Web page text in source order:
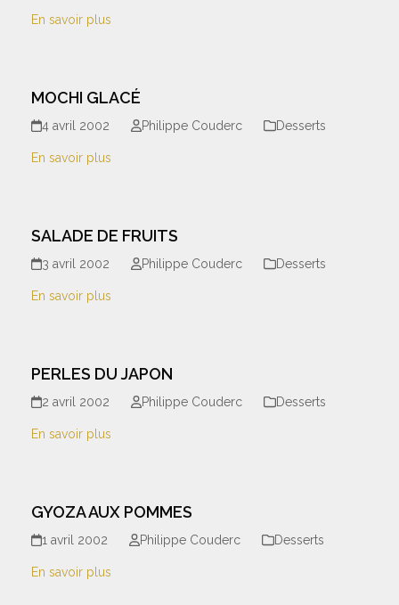
En savoir plus
MOCHI GLACÉ
4 avril 2002 Philippe Couderc Desserts
En savoir plus
SALADE DE FRUITS
3 avril 2002 Philippe Couderc Desserts
En savoir plus
PERLES DU JAPON
2 avril 2002 Philippe Couderc Desserts
En savoir plus
GYOZA AUX POMMES
1 avril 2002 Philippe Couderc Desserts
En savoir plus